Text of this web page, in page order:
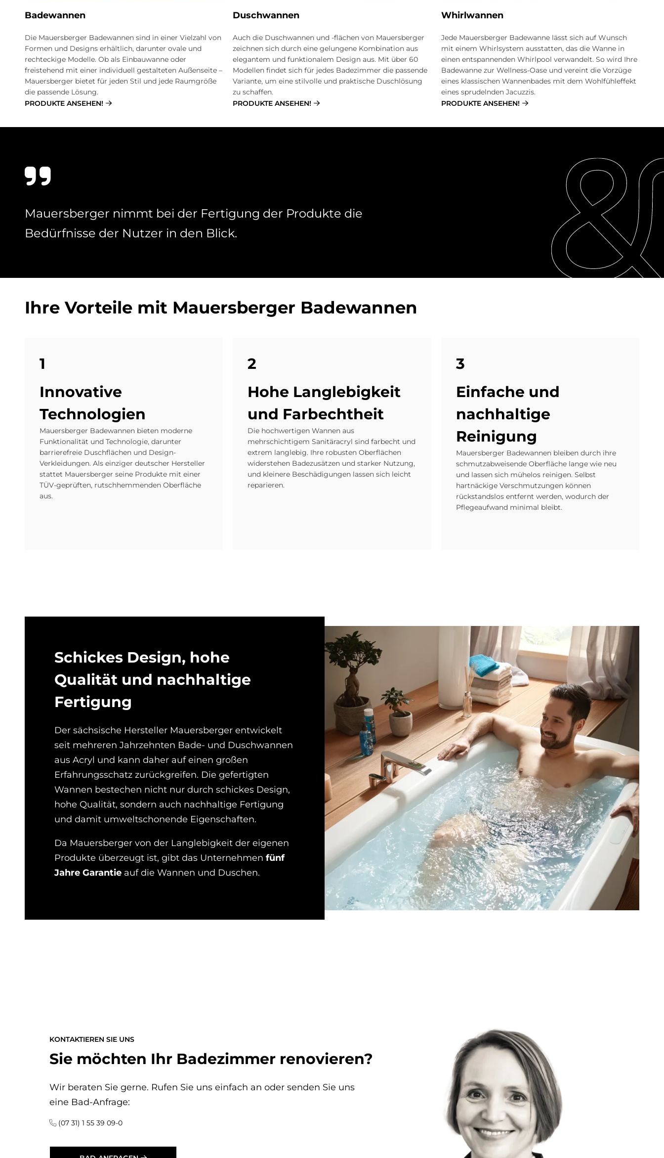
Ba­de­wan­nen
Die Mauersberger Badewannen sind in einer Vielzahl von
Formen und Designs erhältlich, darunter ovale und
rechteckige Modelle. Ob als Einbauwanne oder
freistehend mit einer individuell gestalteten Außenseite –
Mauersberger bietet für jeden Stil und jede Raumgröße
die passende Lösung.
PRODUKTE ANSEHEN!
Dusch­wan­nen
Auch die Duschwannen und -flächen von Mauersberger
zeichnen sich durch eine gelungene Kombination aus
elegantem und funktionalem Design aus. Mit über 60
Modellen findet sich für jedes Badezimmer die passende
Variante, um eine stilvolle und praktische Duschlösung
zu schaffen.
PRODUKTE ANSEHEN!
Whirl­wan­nen
Jede Mauersberger Badewanne lässt sich auf Wunsch
mit einem Whirlsystem ausstatten, das die Wanne in
einen entspannenden Whirlpool verwandelt. So wird Ihre
Badewanne zur Wellness-Oase und vereint die Vorzüge
eines klassischen Wannenbades mit dem Wohlfühleffekt
eines sprudelnden Jacuzzis.
PRODUKTE ANSEHEN!
Mau­ers­ber­ger nim­mt bei der Fer­ti­gung der Pro­duk­te die
Be­dürf­nis­se der Nut­zer in den Bli­ck.
Ihre Vor­teile mit Mau­ers­ber­ger Ba­de­wan­nen
1
In­no­va­ti­ve
Tech­no­lo­gi­en
Mauersberger Badewannen bieten moderne
Funktionalität und Technologie, darunter
barrierefreie Duschflächen und Design-
Verkleidungen. Als einziger deutscher Hersteller
stattet Mauersberger seine Produkte mit einer
TÜV-geprüften, rutschhemmenden Oberfläche
aus.
2
Hohe Lang­le­big­keit
und Farb­echt­heit
Die hochwertigen Wannen aus
mehrschichtigem Sanitäracryl sind farbecht und
extrem langlebig. Ihre robusten Oberflächen
widerstehen Badezusätzen und starker Nutzung,
und kleinere Beschädigungen lassen sich leicht
reparieren.
3
Ein­fache und
nach­hal­ti­ge
Rei­ni­gung
Mauersberger Badewannen bleiben durch ihre
schmutzabweisende Oberfläche lange wie neu
und lassen sich mühelos reinigen. Selbst
hartnäckige Verschmutzungen können
rückstandslos entfernt werden, wodurch der
Pflegeaufwand minimal bleibt.
Schickes De­sign, hohe
Qua­li­tät und nach­hal­ti­ge
Fer­ti­gung
Der sächsische Hersteller Mauersberger entwickelt
seit mehreren Jahrzehnten Bade- und Duschwannen
aus Acryl und kann daher auf einen großen
Erfahrungsschatz zurückgreifen. Die gefertigten
Wannen bestechen nicht nur durch schickes Design,
hohe Qualität, sondern auch nachhaltige Fertigung
und damit umweltschonende Eigenschaften.
Da Mauersberger von der Langlebigkeit der eigenen
Produkte überzeugt ist, gibt das Unternehmen fünf
Jahre Garantie auf die Wannen und Duschen.
KONTAKTIEREN SIE UNS
Sie möchten Ihr Badezimmer renovieren?
Wir beraten Sie gerne. Rufen Sie uns einfach an oder senden Sie uns
eine Bad-Anfrage:
(07 31) 1 55 39 09-0